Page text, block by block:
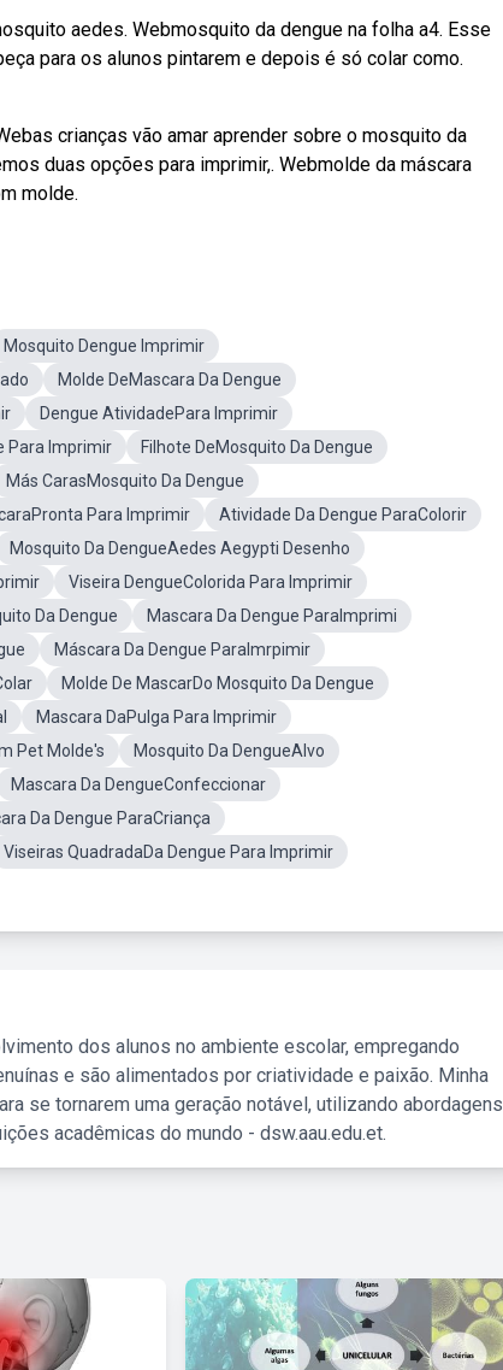
aedes. Webmosquito da dengue na folha a4. Esse
para os alunos pintarem e depois é só colar como.
crianças vão amar aprender sobre o mosquito da
duas opções para imprimir,. Webmolde da máscara
molde.
Mosquito Dengue Imprimir
Molde DeMascara Da Dengue
Dengue AtividadePara Imprimir
Para Imprimir
Filhote DeMosquito Da Dengue
Más CarasMosquito Da Dengue
Para Imprimir
Atividade Da Dengue ParaColorir
Mosquito Da DengueAedes Aegypti Desenho
Viseira DengueColorida Para Imprimir
Da Dengue
Mascara Da Dengue ParaImprimi
Máscara Da Dengue ParaImrpimir
Molde De MascarDo Mosquito Da Dengue
Mascara DaPulga Para Imprimir
Pet Molde's
Mosquito Da DengueAlvo
Mascara Da DengueConfeccionar
Da Dengue ParaCriança
Viseiras QuadradaDa Dengue Para Imprimir
dos alunos no ambiente escolar, empregando
e são alimentados por criatividade e paixão. Minha
se tornarem uma geração notável, utilizando abordagens
acadêmicas do mundo - dsw.aau.edu.et.